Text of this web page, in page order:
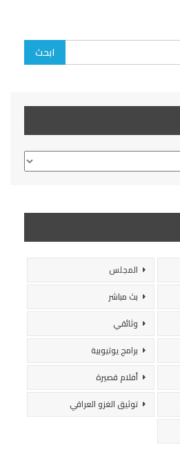
المجلس
بث مباشر
وثائقي
برامج يوتيوبية
أفلام قصيرة
توثيق الغزو العراقي